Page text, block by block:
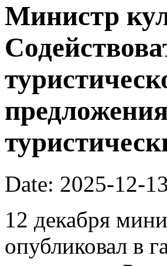
Министр
Date: 2025-12-13
12 декабря
опубликовал в